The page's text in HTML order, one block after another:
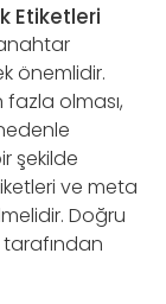
Etiketleri
önemlidir.
olması,
şekilde
ve meta
Doğru
tarafından